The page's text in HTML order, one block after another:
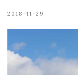
2018-11-29